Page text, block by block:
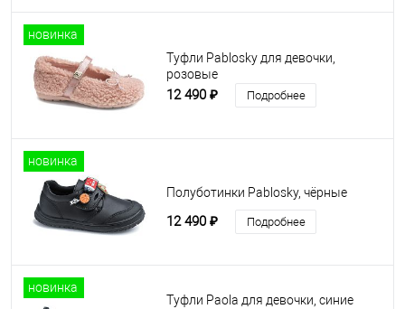
новинка
Туфли Pablosky для девочки,
розовые
12 490 ₽ Подробнее
новинка
Полуботинки Pablosky, чёрные
12 490 ₽ Подробнее
новинка
Туфли Paola для девочки, синие